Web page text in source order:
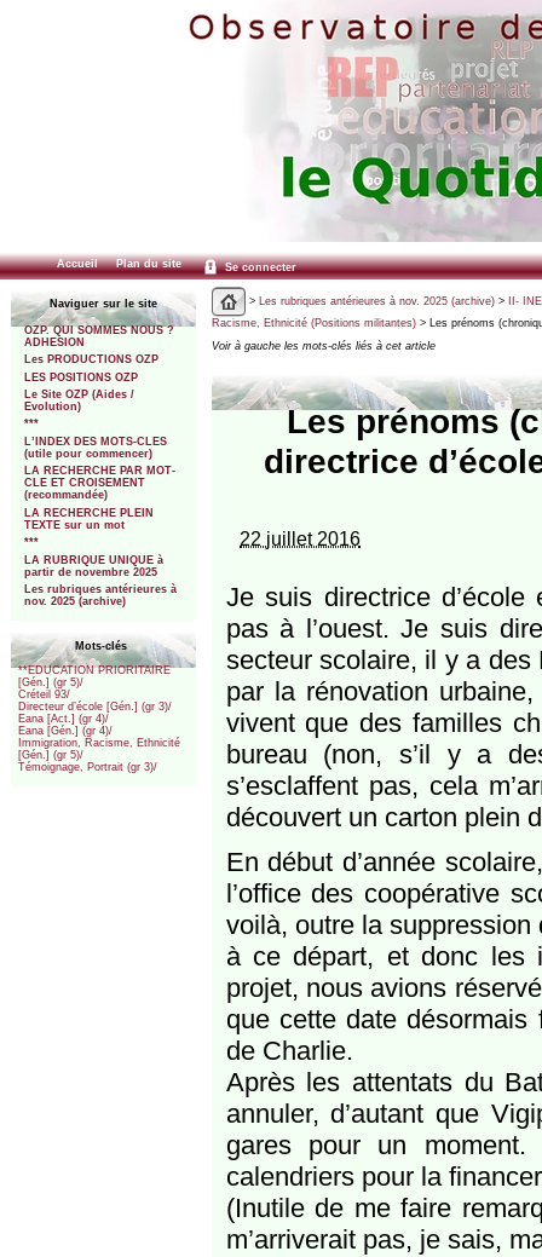
Accueil Plan du site Se connecter
Naviguer sur le site
OZP. QUI SOMMES NOUS ?
ADHESION
Les PRODUCTIONS OZP
LES POSITIONS OZP
Le Site OZP (Aides /
Evolution)
***
L’INDEX DES MOTS-CLES
(utile pour commencer)
LA RECHERCHE PAR MOT-
CLE ET CROISEMENT
(recommandée)
LA RECHERCHE PLEIN
TEXTE sur un mot
***
LA RUBRIQUE UNIQUE à
partir de novembre 2025
Les rubriques antérieures à
nov. 2025 (archive)
Mots-clés
**EDUCATION PRIORITAIRE
[Gén.] (gr 5)/
Créteil 93/
Directeur d’école [Gén.] (gr 3)/
Eana [Act.] (gr 4)/
Eana [Gén.] (gr 4)/
Immigration, Racisme, Ethnicité
[Gén.] (gr 5)/
Témoignage, Portrait (gr 3)/
> Les rubriques antérieures à nov. 2025 (archive)>
II-
Racisme, Ethnicité (Positions militantes)> Les prénoms
Voir à gauche les mots-clés liés à cet article
Les prénoms
directrice
22 juillet 2016
Je suis directrice d’école
pas à l’ouest. Je suis
secteur scolaire, il y a
par la rénovation
vivent que des familles
bureau (non, s’il y a
s’esclaffent pas, cela
découvert un carton plein
En début d’année
l’office des coopérative
voilà, outre la
à ce départ, et donc les
projet, nous avions
que cette date désormais
de Charlie.
Après les attentats du
annuler, d’autant que
gares pour un
calendriers pour la
(Inutile de me faire
m’arriverait pas, je sais,